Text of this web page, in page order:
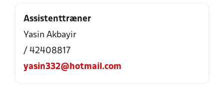
Assistenttræner
Yasin Akbayir
/ 42408817
yasin332@hotmail.com